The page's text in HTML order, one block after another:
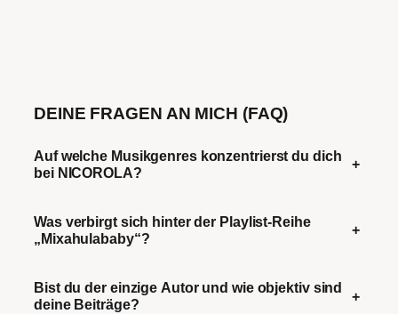
DEINE FRAGEN AN MICH (FAQ)
Auf welche Musikgenres konzentrierst du dich
bei NICOROLA?
+
Was verbirgt sich hinter der Playlist-Reihe
„Mixahulababy“?
+
Bist du der einzige Autor und wie objektiv sind
deine Beiträge?
+